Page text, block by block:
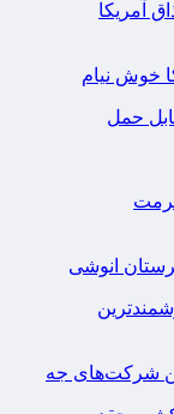
خوش نیام
انوشی
شرکت‌های جه